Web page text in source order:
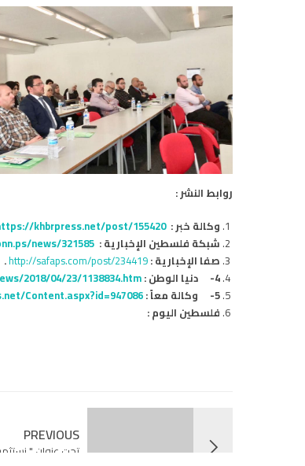
روابط النشر :
وكالة خبر :khbrpress.net/post/155420
شبكة فلسطين الإخبارية : news/321585
صفا الإخبارية :http://safaps.com/post/234419
.
4-
دنيا الوطن :2018/04/23/1138834.htm
5-
وكالة معاً :Content.aspx?id=947086
فلسطين اليوم :
PREVIOUS
تحت عنوان "